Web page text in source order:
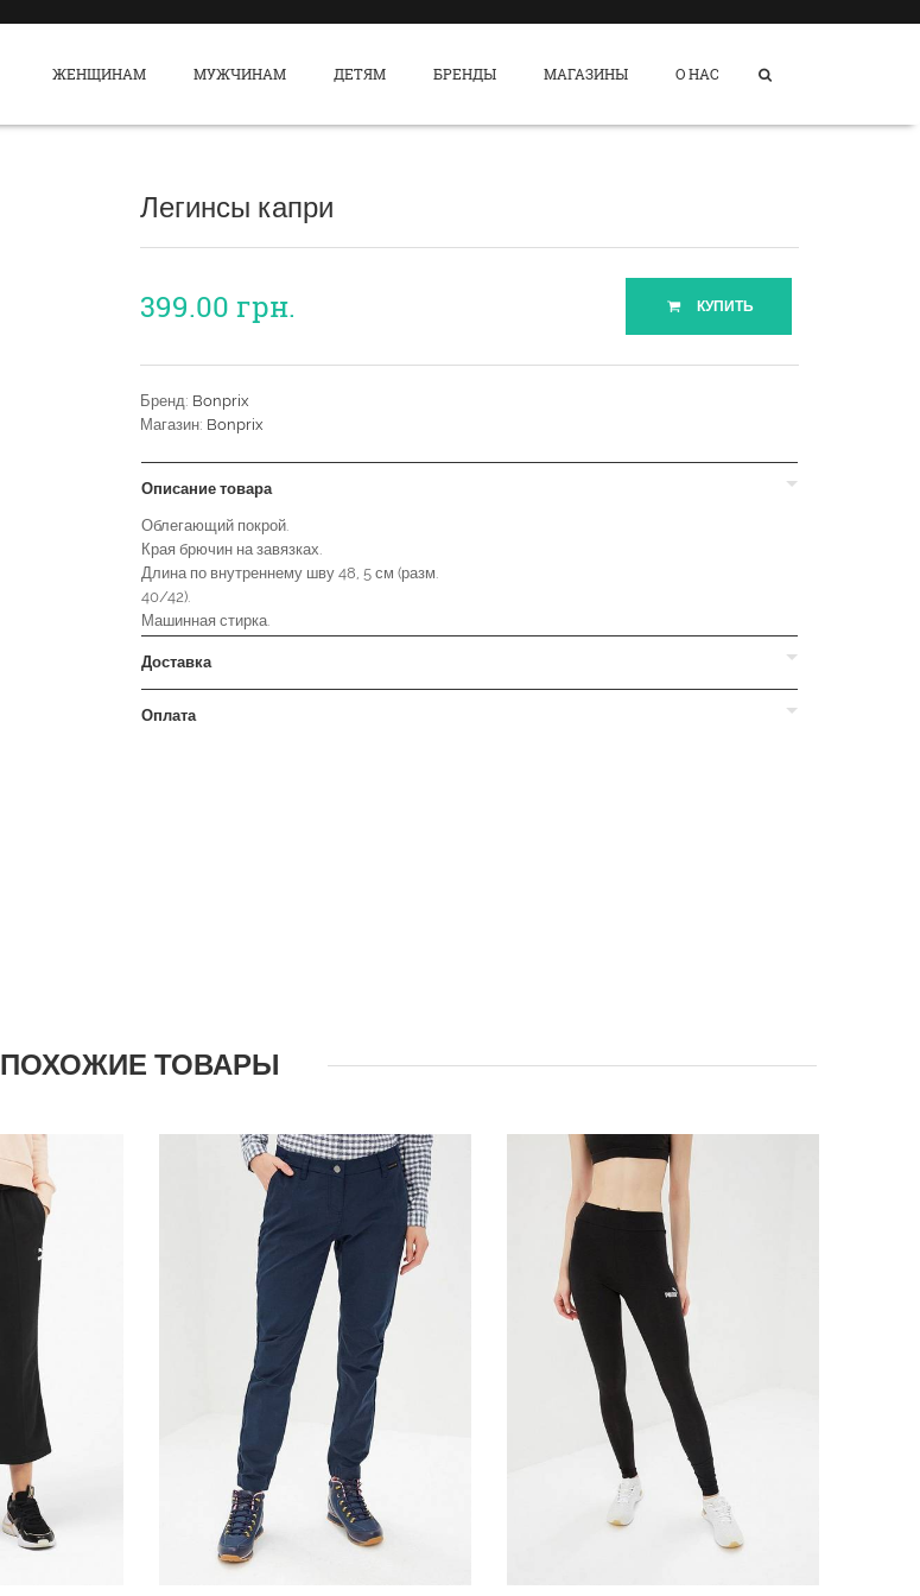
ЖЕНЩИНАМ МУЖЧИНАМ ДЕТЯМ БРЕНДЫ МАГАЗИНЫ О НАС
Легинсы капри
399.00 грн. КУПИТЬ
Бренд: Bonprix
Магазин: Bonprix
Описание товара
Облегающий покрой.
Края брючин на завязках.
Длина по внутреннему шву 48, 5 см (разм.
40/42).
Машинная стирка.
Доставка
Оплата
ПОХОЖИЕ ТОВАРЫ